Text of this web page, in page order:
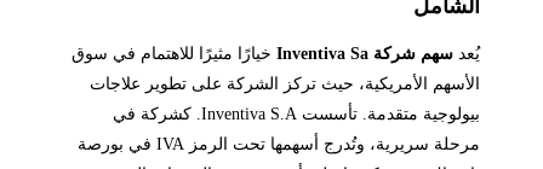
الشامل
يُعد سهم شركة Inventiva Sa
خيارًا مثيرًا للاهتمام في سوق
الأسهم الأمريكية، حيث تركز الشركة على تطوير علاجات
بيولوجية متقدمة. تأسست Inventiva S.A. كشركة في
مرحلة سريرية، وتُدرج أسهمها تحت الرمز IVA في بورصة